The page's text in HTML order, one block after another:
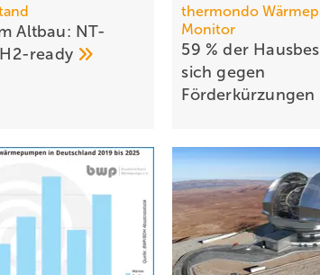
Altbau: NT-
H2-ready
thermondo
Monitor
59 % der
sich gegen
För­der­kür­zungen